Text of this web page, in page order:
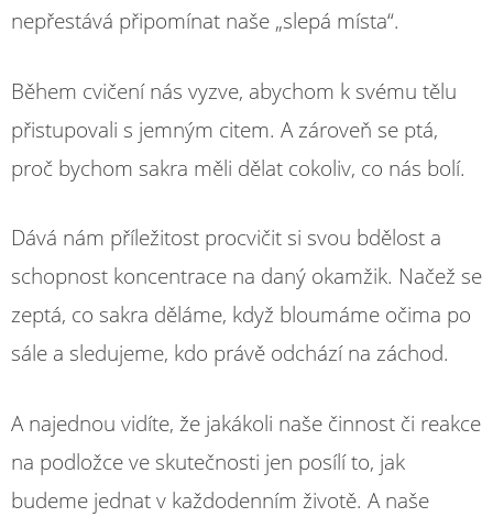
nepřestává připomínat naše „slepá místa“.
Během cvičení nás vyzve, abychom k svému tělu
přistupovali s jemným citem. A zároveň se ptá,
proč bychom sakra měli dělat cokoliv, co nás bolí.
Dává nám příležitost procvičit si svou bdělost a
schopnost koncentrace na daný okamžik. Načež se
zeptá, co sakra děláme, když bloumáme očima po
sále a sledujeme, kdo právě odchází na záchod.
A najednou vidíte, že jakákoli naše činnost či reakce
na podložce ve skutečnosti jen posílí to, jak
budeme jednat v každodenním životě. A naše